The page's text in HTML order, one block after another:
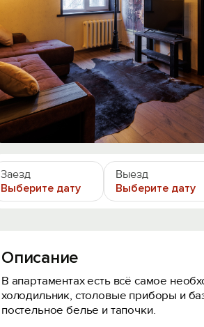
Заезд
Выберите дату
Выезд
Выберите дату
Описание
В апартаментах есть всё самое
холодильник, столовые приборы и
постельное белье и тапочки.